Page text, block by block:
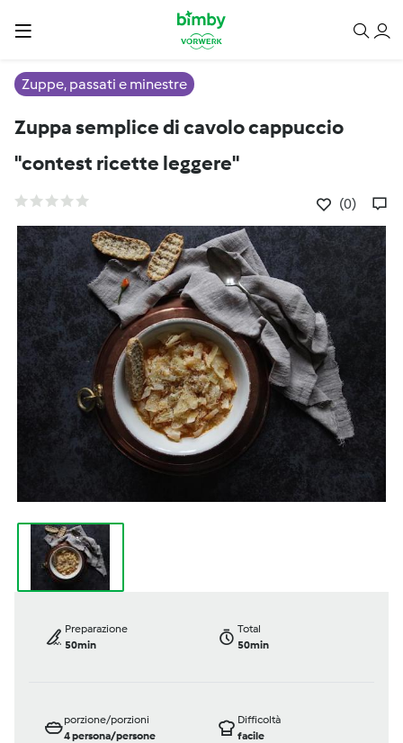
Zuppe, passati e minestre
Zuppa semplice di cavolo cappuccio
"contest ricette leggere"
(0)
Preparazione
50min
Total
50min
porzione/porzioni
4persona/persone
Difficoltà
facile